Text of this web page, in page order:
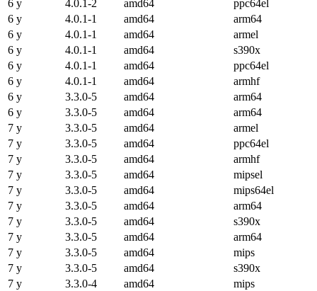
6 y
4.0.1-2 amd64
ppc64el
6 y
4.0.1-1 amd64
arm64
6 y
4.0.1-1 amd64
armel
6 y
4.0.1-1 amd64
s390x
6 y
4.0.1-1 amd64
ppc64el
6 y
4.0.1-1 amd64
armhf
6 y
3.3.0-5 amd64
arm64
6 y
3.3.0-5 amd64
arm64
7 y
3.3.0-5 amd64
armel
7 y
3.3.0-5 amd64
ppc64el
7 y
3.3.0-5 amd64
armhf
7 y
3.3.0-5 amd64
mipsel
7 y
3.3.0-5 amd64
mips64el
7 y
3.3.0-5 amd64
arm64
7 y
3.3.0-5 amd64
s390x
7 y
3.3.0-5 amd64
arm64
7 y
3.3.0-5 amd64
mips
7 y
3.3.0-5 amd64
s390x
7 y
3.3.0-4 amd64
mips